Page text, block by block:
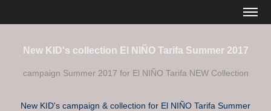
New KID's collection El NIÑO Tarifa Summer 2017
campaign Summer 2017 for El NIÑO Tarifa NEW Collection
New KID's campaign & collection for El NIÑO Tarifa Summer